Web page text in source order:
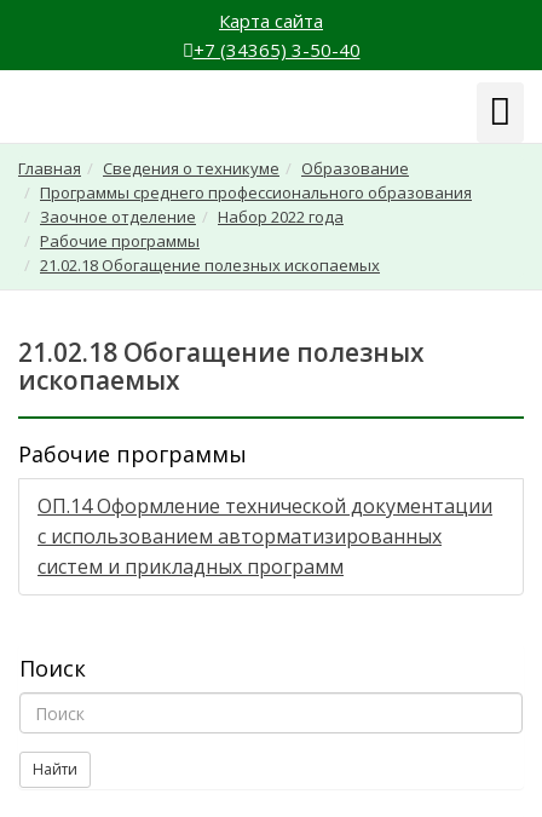
Карта сайта
+7 (34365) 3-50-40
Главная Сведения о техникуме
Образование
Программы среднего профессионального образования
Заочное отделение
Набор 2022 года
Рабочие программы
21.02.18 Обогащение полезных ископаемых
21.02.18 Обогащение полезных
ископаемых
Рабочие программы
ОП.14 Оформление технической документации
с использованием авторматизированных
систем и прикладных программ
Поиск
Найти